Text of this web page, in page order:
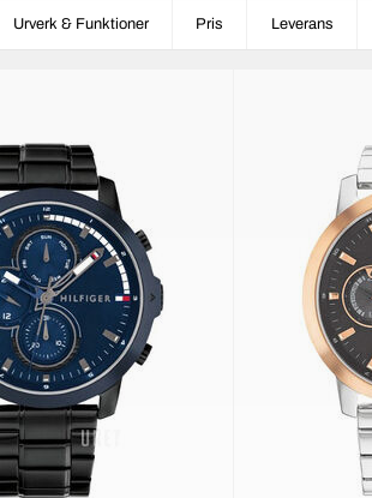
Urverk & Funktioner Pris Leverans